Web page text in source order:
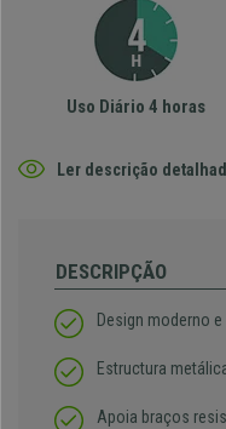
Uso Diário 4 horas
Ler descrição
DESCRIPÇÃO
Design moderno
Estructura
Apoia braços